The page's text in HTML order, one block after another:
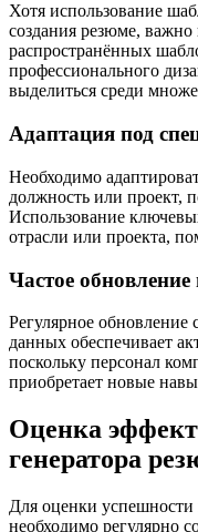
Хотя использование
создания резюме,
распространённых
профессионального
выделиться среди
Адаптация под
Необходимо
должность или проект,
Использование
отрасли или проекта,
Частое
Регулярное обновление
данных обеспечивает
поскольку персонал
приобретает новые
Оценка
генератора
Для оценки успешности
необходимо регулярно